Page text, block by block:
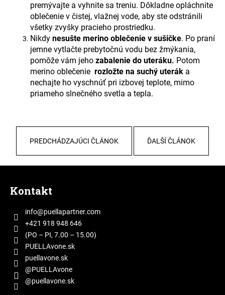
premývajte a vyhnite sa treniu. Dôkladne opláchnite
oblečenie v čistej, vlažnej vode, aby ste odstránili
všetky zvyšky pracieho prostriedku.
Nikdy nesušte merino oblečenie v sušičke. Po praní
jemne vytlačte prebytočnú vodu bez žmýkania,
pomôže vám jeho zabalenie do uteráku. Potom
merino oblečenie rozložte na suchý uterák a
nechajte ho vyschnúť pri izbovej teplote, mimo
priameho slnečného svetla a tepla.
PREDCHÁDZAJÚCI ČLÁNOK ĎALŠÍ ČLÁNOK
Kontakt
info@puellapartner.com
+421 918 948 646
(PO – PI, 7.00 – 15.00)
PUELLAvone.sk
puellavone.sk
@PUELLAvone
@puellavone.sk